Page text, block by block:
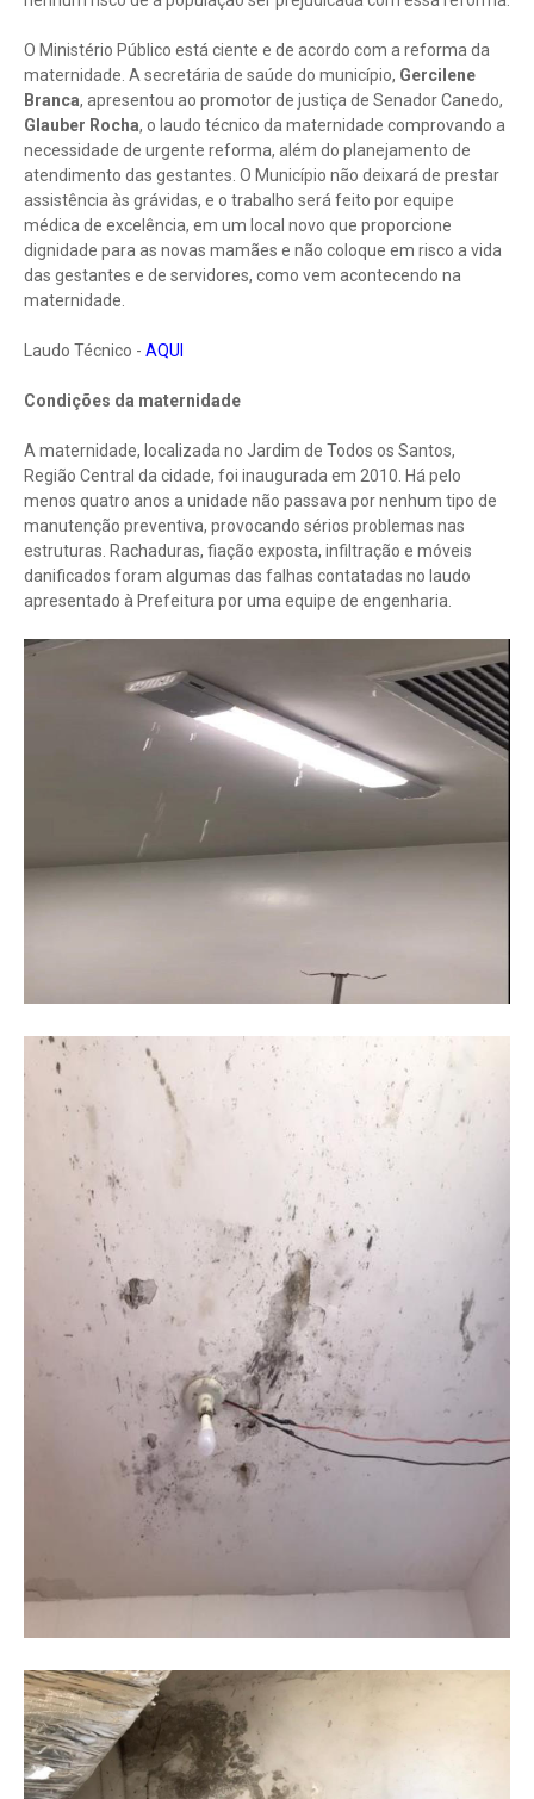
O Ministério Público está ciente e de acordo com a reforma da
maternidade. A secretária de saúde do município, Gercilene
Branca, apresentou ao promotor de justiça de Senador Canedo,
Glauber Rocha, o laudo técnico da maternidade comprovando a
necessidade de urgente reforma, além do planejamento de
atendimento das gestantes. O Município não deixará de prestar
assistência às grávidas, e o trabalho será feito por equipe
médica de excelência, em um local novo que proporcione
dignidade para as novas mamães e não coloque em risco a vida
das gestantes e de servidores, como vem acontecendo na
maternidade.
Laudo Técnico - AQUI
Condições da maternidade
A maternidade, localizada no Jardim de Todos os Santos,
Região Central da cidade, foi inaugurada em 2010. Há pelo
menos quatro anos a unidade não passava por nenhum tipo de
manutenção preventiva, provocando sérios problemas nas
estruturas. Rachaduras, fiação exposta, infiltração e móveis
danificados foram algumas das falhas contatadas no laudo
apresentado à Prefeitura por uma equipe de engenharia.